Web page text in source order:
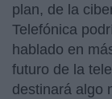
plan, de la
Telefónica
hablado en
futuro de la
destinará algo